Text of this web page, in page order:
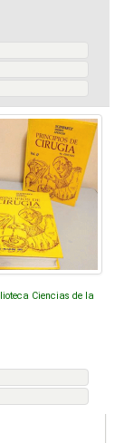
Ciencias de la